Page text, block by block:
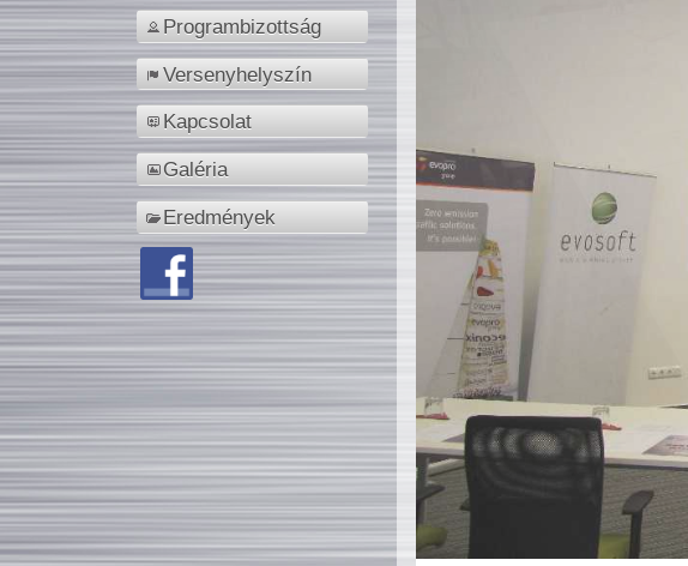
Programbizottság
Versenyhelyszín
Kapcsolat
Galéria
Eredmények